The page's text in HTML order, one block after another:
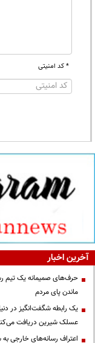
* کد امنیتی
آخرین اخبار
حرف‌های صمیمانه یک تیم
ماندن پای مردم
یک رابطه شگفت‌انگیز در
عسلک شیرین دریافت
اعتراف رسانه‌های خارجی